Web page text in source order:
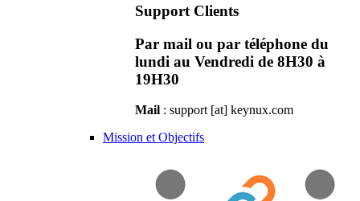
Support Clients
Par mail ou par téléphone du
lundi au Vendredi de 8H30 à
19H30
Mail : support [at] keynux.com
Mission et Objectifs